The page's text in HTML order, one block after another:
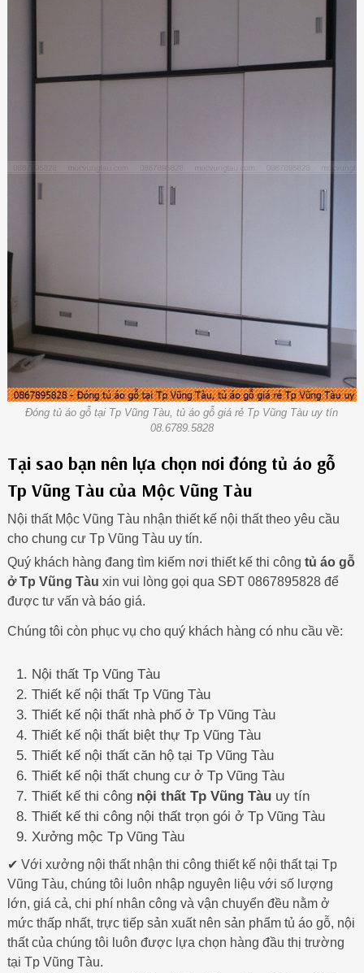
Đóng tủ áo gỗ tại Tp Vũng Tàu, tủ áo gỗ giá rẻ Tp Vũng Tàu uy tín
08.6789.5828
Tại sao bạn nên lựa chọn nơi đóng tủ áo gỗ
Tp Vũng Tàu của Mộc Vũng Tàu
Nội thất Mộc Vũng Tàu nhận thiết kế nội thất theo yêu cầu
cho chung cư Tp Vũng Tàu uy tín.
Quý khách hàng đang tìm kiếm nơi thiết kế thi công tủ áo gỗ
ở Tp Vũng Tàu xin vui lòng gọi qua SĐT 0867895828 để
được tư vấn và báo giá.
Chúng tôi còn phục vụ cho quý khách hàng có nhu cầu về:
Nội thất Tp Vũng Tàu
Thiết kế nội thất Tp Vũng Tàu
Thiết kế nội thất nhà phố ở Tp Vũng Tàu
Thiết kế nội thất biệt thự Tp Vũng Tàu
Thiết kế nội thất căn hộ tại Tp Vũng Tàu
Thiết kế nội thất chung cư ở Tp Vũng Tàu
Thiết kế thi công nội thất Tp Vũng Tàuuy tín
Thiết kế thi công nội thất trọn gói ở Tp Vũng Tàu
Xưởng mộc Tp Vũng Tàu
✔ Với xưởng nội thất nhận thi công thiết kế nội thất tại Tp
Vũng Tàu, chúng tôi luôn nhập nguyên liệu với số lượng
lớn, giá cả, chi phí nhân công và vận chuyển đều nằm ở
mức thấp nhất, trực tiếp sản xuất nên sản phẩm tủ áo gỗ, nội
thất của chúng tôi luôn được lựa chọn hàng đầu thị trường
tại Tp Vũng Tàu.